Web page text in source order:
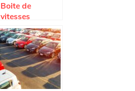
Boite de
vitesses
automatique ou
manuelle :
quelle option
privilegier ?